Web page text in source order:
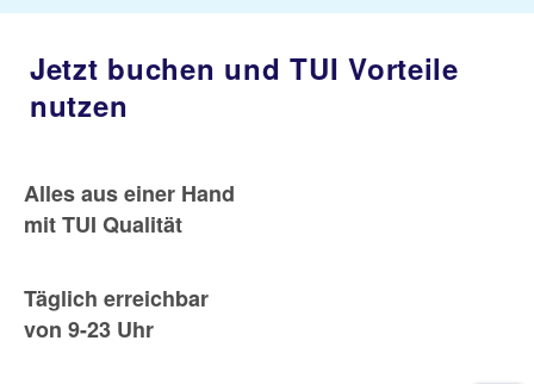
Jetzt buchen und TUI Vorteile
nutzen
Alles aus einer Hand
mit TUI Qualität
Täglich erreichbar
von 9-23 Uhr